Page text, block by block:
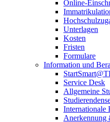
Online-
Unterlagen
Kosten
Fristen
Formulare
Information und
Service Desk
Allgemeine
Internationale
Anerkennung